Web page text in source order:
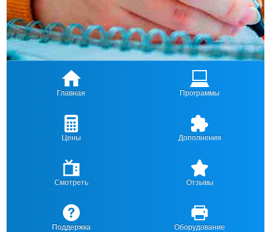
Главная Программы
Цены Дополнения
Смотреть Отзывы
Поддержка Оборудование